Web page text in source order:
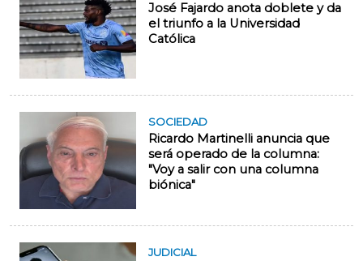
José Fajardo anota doblete y da
el triunfo a la Universidad
Católica
SOCIEDAD
Ricardo Martinelli anuncia que
será operado de la columna:
"Voy a salir con una columna
biónica"
JUDICIAL